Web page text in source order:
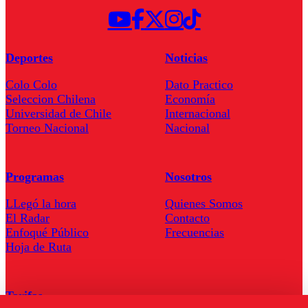
Deportes
Colo Colo
Seleccion Chilena
Universidad de Chile
Torneo Nacional
Noticias
Dato Practico
Economía
Internacional
Nacional
Programas
LLegó la hora
El Radar
Enfoqué Público
Hoja de Ruta
Nosotros
Quienes Somos
Contacto
Frecuencias
Tarifas